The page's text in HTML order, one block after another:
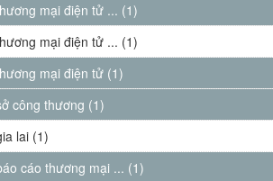
mại điện tử ... (1)
mại điện tử ... (1)
mại điện tử (1)
công thương (1)
lai (1)
cáo thương mại ... (1)